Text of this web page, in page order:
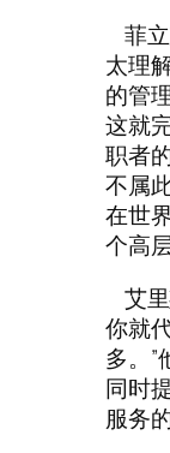
菲
太理
的管
这就
职者
不属
在世
个高
艾
你就
多。”
同时
服务